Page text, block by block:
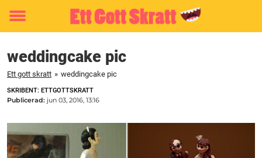
Toggle
weddingcake pic
Ett gott skratt » weddingcake pic
SKRIBENT: ETTGOTTSKRATT
Publicerad: jun 03, 2016, 13:16